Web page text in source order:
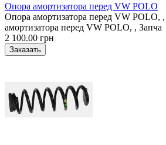
Опора амортизатора перед VW POLO
Опора амортизатора перед VW POLO,
амортизатора перед VW POLO, , Запча
2 100.00 грн